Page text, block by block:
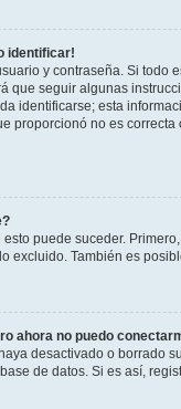
identificar!
y contraseña. Si todo
que seguir algunas
identificarse; esta
proporcionó no es
puede suceder.
excluido. También es
ahora no puedo
desactivado o borrado
de datos. Si es así,